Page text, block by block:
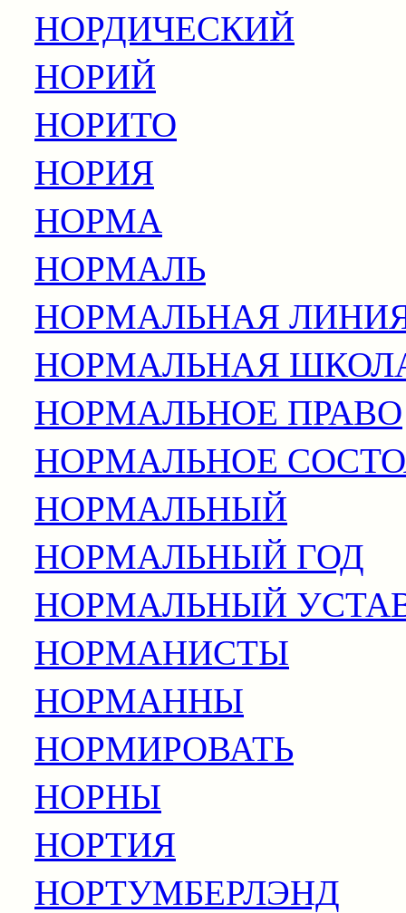
НОРДИЧЕСКИЙ
НОРИЙ
НОРИТО
НОРИЯ
НОРМА
НОРМАЛЬ
НОРМАЛЬНАЯ
НОРМАЛЬНАЯ
НОРМАЛЬНОЕ ПРАВО
НОРМАЛЬНОЕ
НОРМАЛЬНЫЙ
НОРМАЛЬНЫЙ ГОД
НОРМАЛЬНЫЙ
НОРМАНИСТЫ
НОРМАННЫ
НОРМИРОВАТЬ
НОРНЫ
НОРТИЯ
НОРТУМБЕРЛЭНД